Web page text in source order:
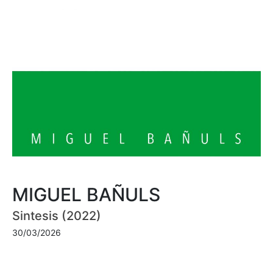
MIGUEL BAÑULS
Sintesis (2022)
30/03/2026